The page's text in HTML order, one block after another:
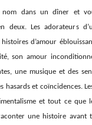
nom dans un dîner et
en deux. Les adorateurs
d’amour
son amour
une musique et des
hasards et coïncidences.
et tout ce que
une histoire avant